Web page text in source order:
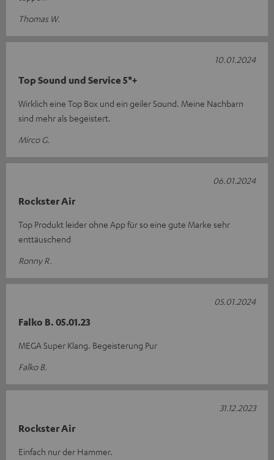
Thomas W.
Top Sound und Service 5*+
Wirklich eine Top Box und ein geiler Sound. Meine Nachbarn
sind mehr als begeistert.
Mirco G.
10.01.2024
Rockster Air
Top Produkt leider ohne App für so eine gute Marke sehr
enttäuschend
Ronny R.
06.01.2024
Falko B. 05.01.23
MEGA Super Klang. Begeisterung Pur
Falko B.
05.01.2024
Rockster Air
Einfach nur der Hammer.
31.12.2023